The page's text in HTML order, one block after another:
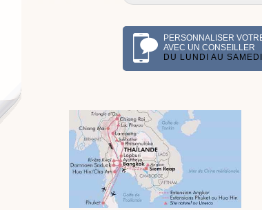
PERSONNALISER
AVEC UN CONSEILLER
DU LUNDI AU